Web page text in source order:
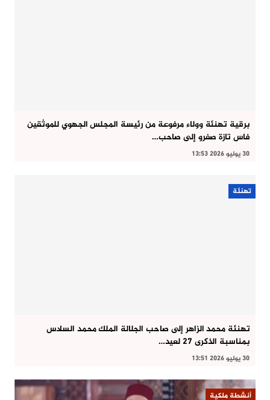
برقية تهنئة وولاء مرفوعة من رئيسة المجلس الجهوي للموثقين
فاس تازة صفرو إلى صاحب…
30 يوليو 2026 13:53
تهنئة
تهنئة محمد الزاهر إلى صاحب الجلالة الملك محمد السادس
بمناسبة الذكرى 27 لعيد…
30 يوليو 2026 13:51
أنشطة ملكية